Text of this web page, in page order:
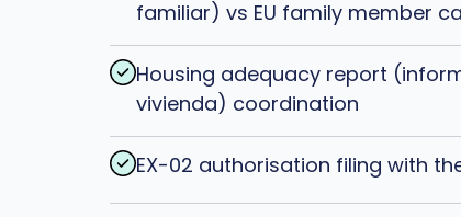
familiar) vs EU family member
Housing adequacy report
vivienda) coordination
EX-02 authorisation filing with